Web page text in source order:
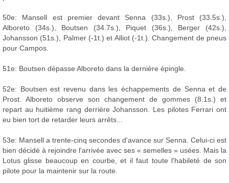
50e: Mansell est premier devant Senna (33s.), Prost (33.5s.),
Alboreto (34s.), Boutsen (34.7s.), Piquet (36s.), Berger (42s.),
Johansson (51s.), Palmer (-1t.) et Alliot (-1t.). Changement de pneus
pour Campos.
51e: Boutsen dépasse Alboreto dans la dernière épingle.
52e: Boutsen est revenu dans les échappements de Senna et de
Prost. Alboreto observe son changement de gommes (8.1s.) et
repart au huitième rang derrière Johansson. Les pilotes Ferrari ont
eu bien tort de retarder leurs arrêts...
53e: Mansell a trente-cinq secondes d'avance sur Senna. Celui-ci est
bien décidé à rejoindre l'arrivée avec ses « semelles » usées. Mais la
Lotus glisse beaucoup en courbe, et il faut toute l'habileté de son
pilote pour la maintenir sur la route.